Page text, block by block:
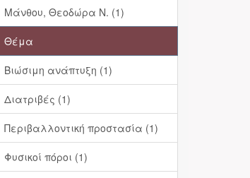
Μάνθου, Θεοδώρα Ν. (1)
Θέμα
Βιώσιμη ανάπτυξη (1)
Διατριβές (1)
Περιβαλλοντική προστασία (1)
Φυσικοί πόροι (1)